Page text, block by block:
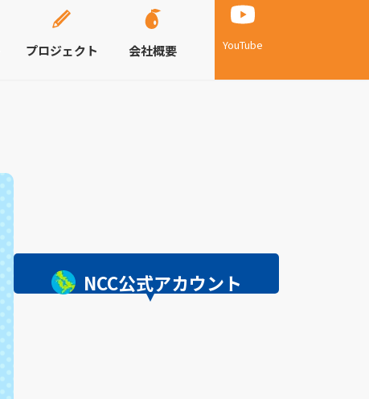
YouTube
プロジェクト 会社概要
NCC公式アカウント